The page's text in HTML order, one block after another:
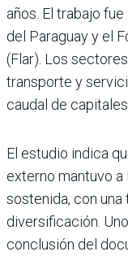
años. El tra­bajo
del Paraguay y el
(Flar). Los
transporte y
caudal de capitales.
El estudio indica
externo mantuvo a
sostenida, con
diversificación.
conclusión del